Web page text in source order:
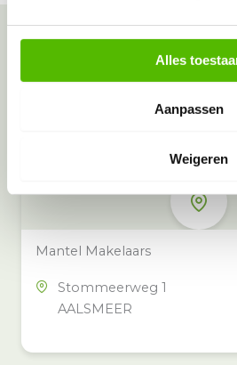
Alles
Aanpassen
Weigeren
Meer inzamelpunten in de buurt
inzamelpunten in het
ook in jouw buurt.
Mantel Makelaars
Stommeerweg 1
AALSMEER